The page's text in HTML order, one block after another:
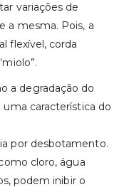
variações de
a mesma. Pois, a
flexível, corda
a degradação do
característica do
por desbotamento.
cloro, água
podem inibir o